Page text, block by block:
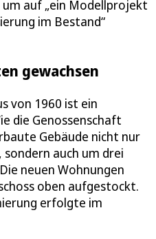
um auf „ein Modellprojekt
im Bestand“
gewachsen
von 1960 ist ein
die Genossenschaft
Gebäude nicht nur
auch um drei
neuen Wohnungen
oben aufgestockt.
erfolgte im